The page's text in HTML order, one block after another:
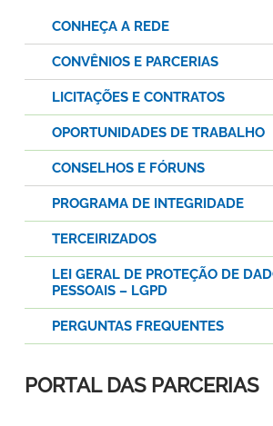
CONHEÇA A REDE
CONVÊNIOS E PARCERIAS
LICITAÇÕES E CONTRATOS
OPORTUNIDADES DE TRABALHO
CONSELHOS E FÓRUNS
PROGRAMA DE INTEGRIDADE
TERCEIRIZADOS
LEI GERAL DE PROTEÇÃO DE
PESSOAIS – LGPD
PERGUNTAS FREQUENTES
PORTAL DAS PARCERIAS